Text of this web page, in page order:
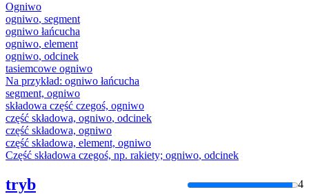
Ogniwo
ogniwo, segment
ogniwo łańcucha
ogniwo, element
ogniwo, odcinek
tasiemcowe ogniwo
Na przykład: ogniwo łańcucha
segment, ogniwo
składowa część czegoś, ogniwo
część składowa, ogniwo, odcinek
część składowa, ogniwo
część składowa, element, ogniwo
Część składowa czegoś, np. rakiety; ogniwo, odcinek
tryb 4